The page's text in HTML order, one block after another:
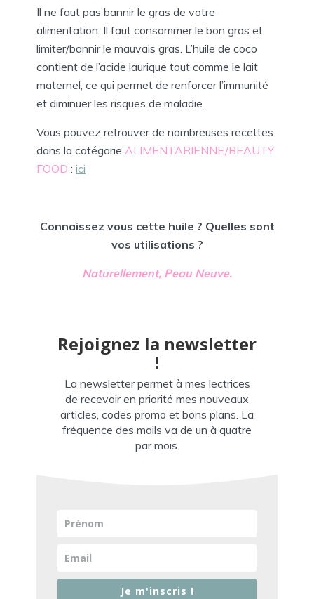
Il ne faut pas bannir le gras de votre
alimentation. Il faut consommer le bon gras et
limiter/bannir le mauvais gras. L’huile de coco
contient de l’acide laurique tout comme le lait
maternel, ce qui permet de renforcer l’immunité
et diminuer les risques de maladie.
Vous pouvez retrouver de nombreuses recettes
dans la catégorie ALIMENTARIENNE/BEAUTY
FOOD : ici
Connaissez vous cette huile ? Quelles sont
vos utilisations ?
Naturellement, Peau Neuve.
Rejoignez la newsletter
!
La newsletter permet à mes lectrices
de recevoir en priorité mes nouveaux
articles, codes promo et bons plans. La
fréquence des mails va de un à quatre
par mois.
Je m'inscris !